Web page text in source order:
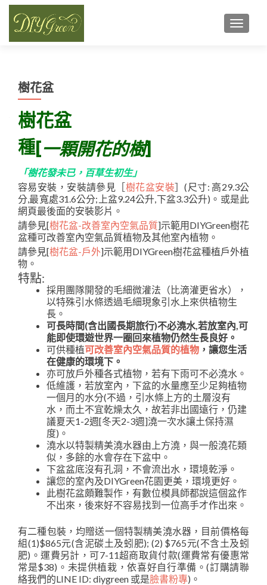
樹花盆
樹花盆
種[一顆開花的樹]
「樹花發未已，百草生初生」
容易安裝，安裝請參見［樹花盆安裝］(尺寸: 高29.3公
分,最寬處31.6公分;上盆9.24公升,下盆3.3公升)。或是此
網頁最後面的安裝影片。
請參見[樹花盆-改善室內空氣品質]示範用DIYGreen樹花
盆種可改善室內空氣品質植物及其他室內植物。
請參見[樹花盆-戶外]示範用DIYGreen樹花盆種植戶外植
物。
特點:
採用團隊開發的毛細微灌法（比滴灌更省水），
以特殊引水條透過毛細現象引水上來供植物生
長。
可長時間(含出國長期旅行)不必澆水,若放室內,可
能即使環遊世界一圈回來植物仍然生長良好。
可供種植可改善室內空氣品質的植物 ，讓您生活
在健康的環境下。
亦可放戶外種各式植物，若有下雨可不必澆水。
低維護，若放室內，下盆的水量應至少足夠植物
一個月的水分(不過，引水條上方的土層沒有
水，而土不宜乾燥太久，故若非出國遠行，仍建
議夏天1-2週[冬天2-3週]澆一次水讓土保持濕
度)。
澆水以特製精美澆水器由上方澆，與一般澆花類
似，多餘的水會存在下盆中。
下盆盆底沒有孔洞，不會流出水，環境乾淨。
讓您的室內及DIYGreen花園更美，環境更好。
此樹花盆頗難製作，有數位模具師都說這個盆作
不出來，後來好不容易找到一位高手才作出來。
有二種包裝，均贈送一個特製精美澆水器，目前價格每
組(1)$865元(含泥碳土及蚓肥); (2) $765元(不含土及蚓
肥)。運費另計，可7-11超商取貨付款(運費常有優惠常
常是$38)。未提供植栽，依喜好自行準備。(訂購請聯
絡我們的LINE ID: diygreen 或是臉書粉專)。